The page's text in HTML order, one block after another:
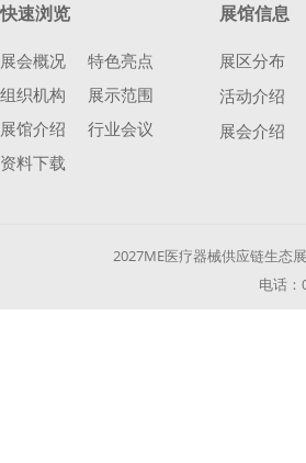
快速浏览
展会概况
特色亮点
组织机构
展示范围
展馆介绍
行业会议
资料下载
展馆信息
展区分布
活动介绍
展会介绍
2027ME医疗器械供应链生态
电话